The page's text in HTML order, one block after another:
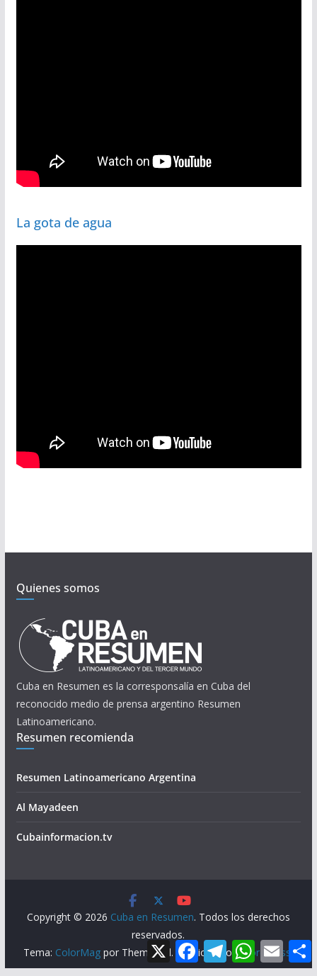
La gota de agua
Quienes somos
Cuba en Resumen es la corresponsalía en Cuba del
reconocido medio de prensa argentino Resumen
Latinoamericano.
Resumen recomienda
Resumen Latinoamericano Argentina
Al Mayadeen
Cubainformacion.tv
Copyright © 2026 Cuba en Resumen. Todos los derechos
reservados.
Tema: ColorMag por ThemeGrill. Funciona conWordPress .
X F
a
c
T
e
l
W
h
a
E
m
a